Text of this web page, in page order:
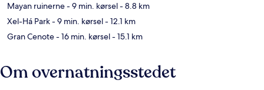
Mayan ruinerne- 9 min. kørsel- 8.8 km
Xel-Há Park- 9 min. kørsel- 12.1 km
Gran Cenote- 16 min. kørsel- 15.1 km
Om overnatningsstedet